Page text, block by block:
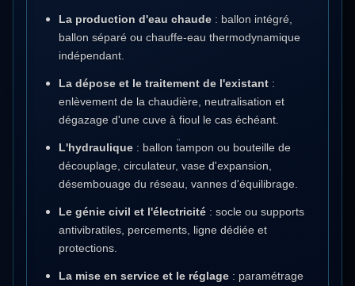
La production d'eau chaude : ballon intégré,
ballon séparé ou chauffe-eau thermodynamique
indépendant.
La dépose et le traitement de l'existant :
enlèvement de la chaudière, neutralisation et
dégazage d'une cuve à fioul le cas échéant.
L'hydraulique : ballon tampon ou bouteille de
découplage, circulateur, vase d'expansion,
désembouage du réseau, vannes d'équilibrage.
Le génie civil et l'électricité : socle ou supports
antivibratiles, percements, ligne dédiée et
protections.
La mise en service et le réglage : paramétrage